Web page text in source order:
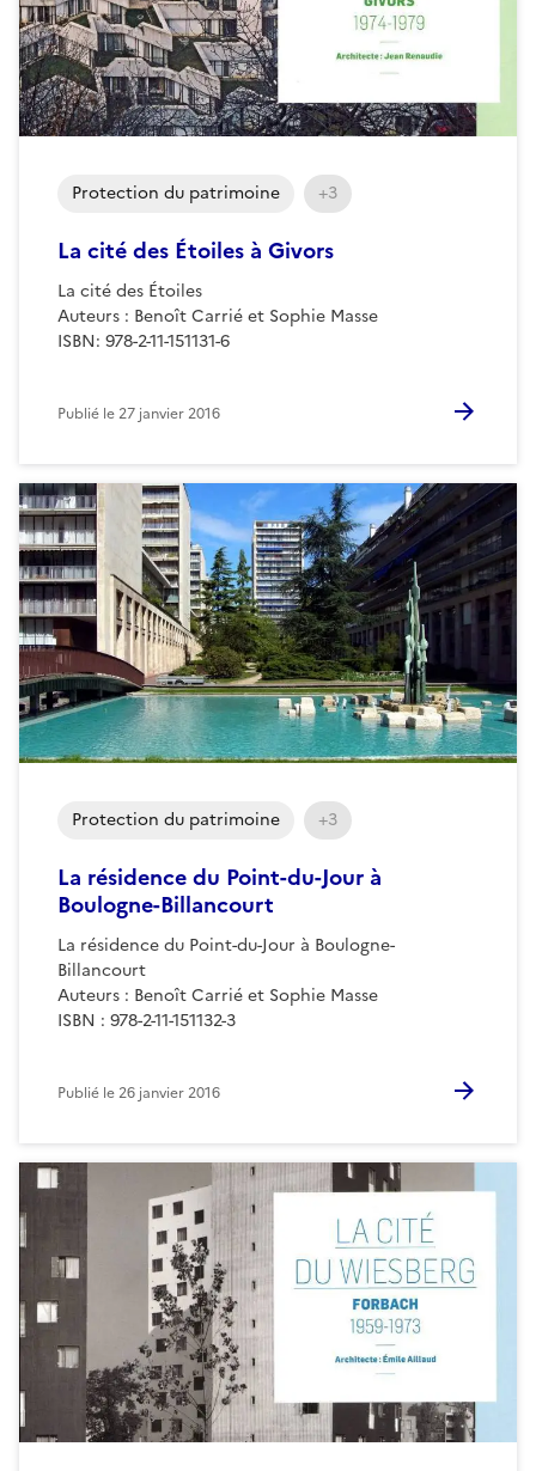
La cité des Étoiles à Givors
La cité des Étoiles
Auteurs : Benoît Carrié et Sophie Masse
ISBN: 978-2-11-151131-6
Protection du patrimoine +3
Publié le27 janvier 2016
La résidence du Point-du-Jour à
Boulogne-Billancourt
La résidence du Point-du-Jour à Boulogne-
Billancourt
Auteurs : Benoît Carrié et Sophie Masse
ISBN : 978-2-11-151132-3
Protection du patrimoine +3
Publié le26 janvier 2016